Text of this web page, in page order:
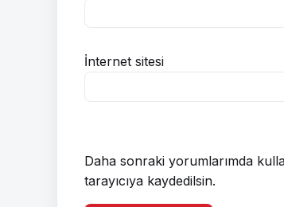
İnternet sitesi
Daha sonraki yorumlarımda
tarayıcıya kaydedilsin.